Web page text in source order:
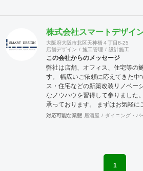
合は、全国組織の利点を生かして
ます。
株式会社スマートデザイ
大阪府大阪市北区天神橋４丁目8-25
店舗デザイン
施工管理 設計施工
この会社からのメッセージ
弊社は店舗、オフィス、住宅等の
す。 幅広いご依頼に応えてきた中
ス・住宅などの新築改装リノベー
なノウハウを習得して参りました
承っております。 まずはお気軽に
対応可能な業態 居酒屋 ダイニング・バ
1